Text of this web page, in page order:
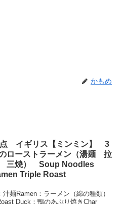
かもめ
イギリス【ミンミン】 3
ローストラーメン（湯麺 拉
三焼） Soup Noodles
Triple Roast
麺Ramen：ラーメン（綿の種類）
Duck：鴨のあぶり焼きChar